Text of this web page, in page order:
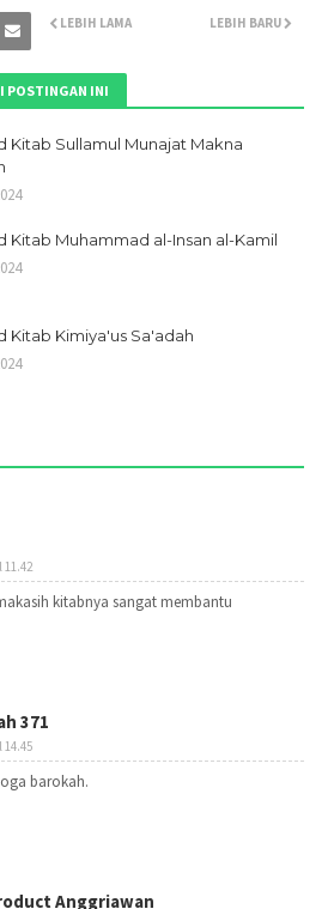
LEBIH BARU
LEBIH LAMA
POSTINGAN INI
Kitab Sullamul Munajat Makna
Kitab Muhammad al-Insan al-Kamil
Kitab Kimiya'us Sa'adah
11.42
kitabnya sangat membantu
371
14.45
barokah.
Anggriawan